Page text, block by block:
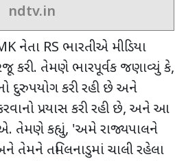
ndtv.in
નેતા RS ભારતીએ મીડિયા
કરી. તેમણે ભારપૂર્વક જણાવ્યું કે,
દુરુપયોગ કરી રહી છે અને
પ્રયાસ કરી રહી છે, અને આ
તેમણે કહ્યું, 'અમે રાજ્યપાલને
તેમને તમિલનાડુમાં ચાલી રહેલા